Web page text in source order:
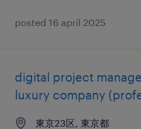
posted 16 april 2025
digital project
luxury company
東京23区, 東京都